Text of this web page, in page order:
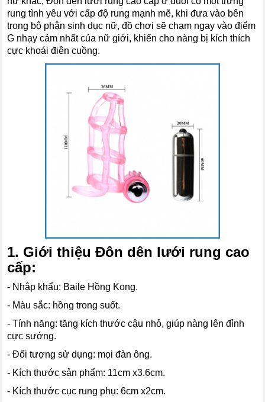
rung tình yêu với cấp độ rung mạnh mẽ, khi đưa vào bên
trong bộ phận sinh dục nữ, đồ chơi sẽ chạm ngay vào điểm
G nhạy cảm nhất của nữ giới, khiến cho nàng bị kích thích
cực khoái điên cuồng.
1. Giới thiệu Đôn dên lưới rung cao
cấp:
- Nhập khẩu: Baile Hồng Kong.
- Màu sắc: hồng trong suốt.
- Tính năng: tăng kích thước cậu nhỏ, giúp nàng lên đỉnh
cực sướng.
- Đối tượng sử dụng: mọi đàn ông.
- Kích thước sản phẩm: 11cm x3.6cm.
- Kích thước cục rung phụ: 6cm x2cm.